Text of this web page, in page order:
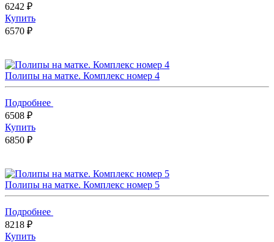
6242 ₽
Купить
6570 ₽
Полипы на матке. Комплекс номер 4
Подробнее
6508 ₽
Купить
6850 ₽
Полипы на матке. Комплекс номер 5
Подробнее
8218 ₽
Купить